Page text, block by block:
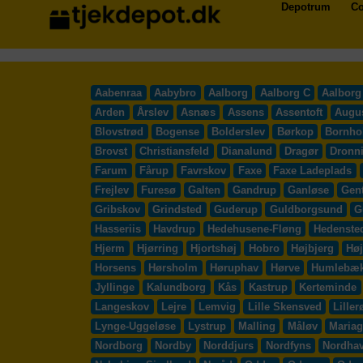
Depotrum
Aabenraa Aabybro Aalborg Aalborg C
Arden
Årslev Asnæs Assens Assentoft
Blovstrød
Bogense Bolderslev Børkop
Brovst
Christiansfeld Dianalund Dragør
Farum
Fårup Favrskov Faxe Faxe Ladeplads
Frejlev
Furesø Galten Gandrup Ganløse
Gribskov
Grindsted Guderup Guldborgsund
Hasseriis
Havdrup Hedehusene-Fløng Hedensted
Hjerm
Hjørring Hjortshøj Hobro Højbjerg
Horsens
Hørsholm Høruphav Hørve
Jyllinge
Kalundborg Kås Kastrup Kerteminde
Langeskov
Lejre Lemvig Lille Skensved
Lynge-Uggeløse
Lystrup Malling Måløv
Nordborg
Nordby Norddjurs Nordfyns